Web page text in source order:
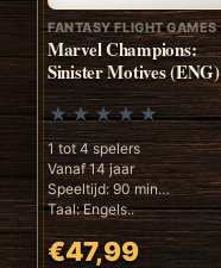
FANTASY FLIGHT GAMES
Marvel Champions:
Sinister Motives (ENG)
1 tot 4 spelers
Vanaf 14 jaar
Speeltijd: 90 min
Taal: Engels..
€47,99